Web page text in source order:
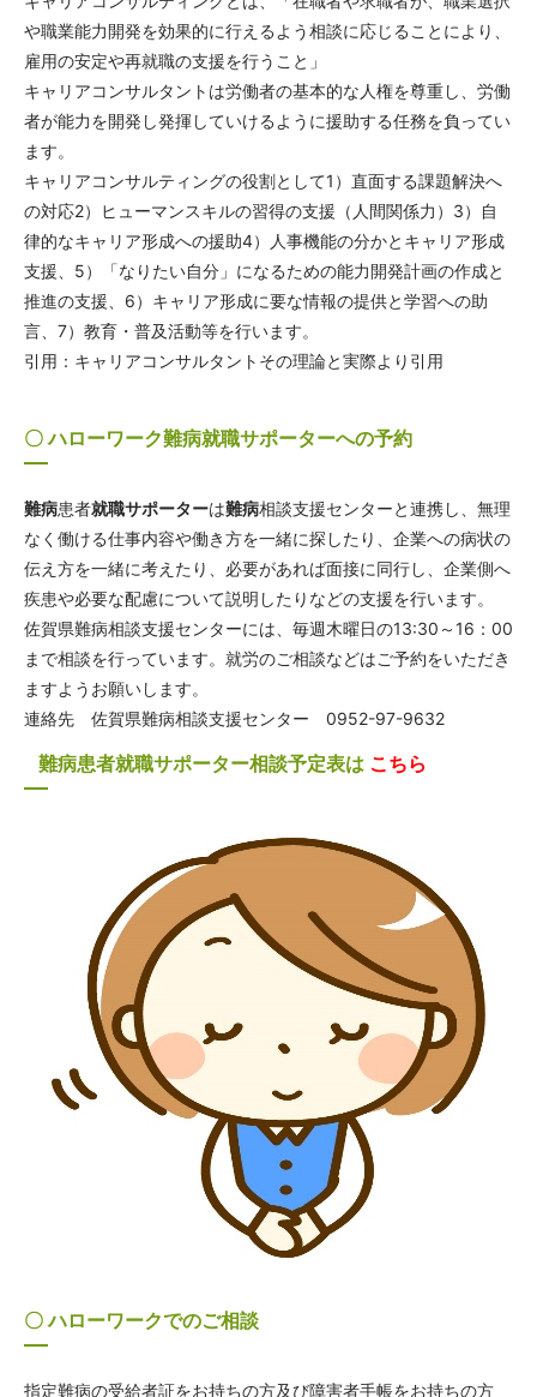
や職業能力開発を効果的に行えるよう相談に応じることにより、
雇用の安定や再就職の支援を行うこと」
キャリアコンサルタントは労働者の基本的な人権を尊重し、労働
者が能力を開発し発揮していけるように援助する任務を負ってい
ます。
キャリアコンサルティングの役割として1）直面する課題解決へ
の対応2）ヒューマンスキルの習得の支援（人間関係力）3）自
律的なキャリア形成への援助4）人事機能の分かとキャリア形成
支援、5）「なりたい自分」になるための能力開発計画の作成と
推進の支援、6）キャリア形成に要な情報の提供と学習への助
言、7）教育・普及活動等を行います。
引用：キャリアコンサルタントその理論と実際より引用
〇 ハローワーク難病就職サポーターへの予約
難病患者就職サポーターは難病相談支援センターと連携し、無理
なく働ける仕事内容や働き方を一緒に探したり、企業への病状の
伝え方を一緒に考えたり、必要があれば面接に同行し、企業側へ
疾患や必要な配慮について説明したりなどの支援を行います。
佐賀県難病相談支援センターには、毎週木曜日の13:30～16：00
まで相談を行っています。就労のご相談などはご予約をいただき
ますようお願いします。
連絡先 佐賀県難病相談支援センター 0952-97-9632
難病患者就職サポーター相談予定表は こちら
〇 ハローワークでのご相談
指定難病の受給者証をお持ちの方及び障害者手帳をお持ちの方